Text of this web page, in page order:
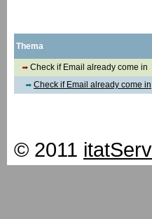
Thema
Check if Email already come in
Check if Email already come in
© 2011